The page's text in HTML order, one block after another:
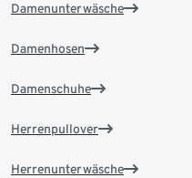
Damenunterwäsche
Damenhosen
Damenschuhe
Herrenpullover
Herrenunterwäsche